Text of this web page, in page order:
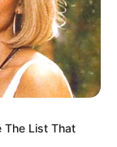
The List That